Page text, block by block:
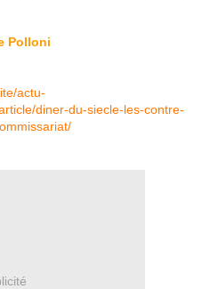
Polloni
actu-
diner-du-siecle-les-contre-